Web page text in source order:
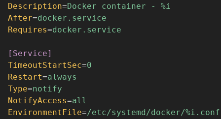
Description=Docker container - %i
After=docker.service
Requires=docker.service
[Service]
TimeoutStartSec=0
Restart=always
Type=notify
NotifyAccess=all
EnvironmentFile=/etc/systemd/docker/%i.conf